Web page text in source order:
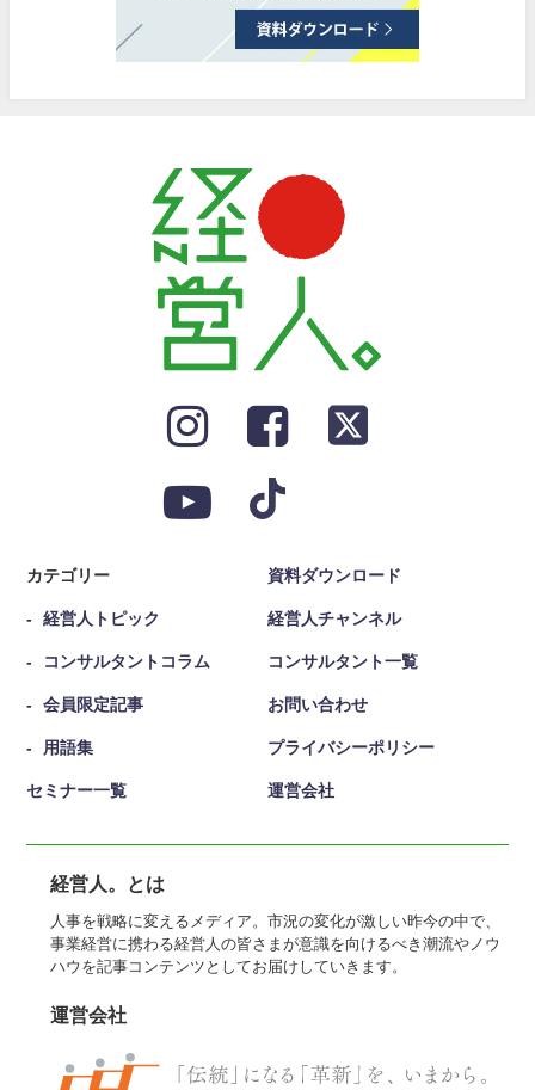
カテゴリー
経営人トピック
コンサルタントコラム
会員限定記事
用語集
セミナー一覧
資料ダウンロード
経営人チャンネル
コンサルタント一覧
お問い合わせ
プライバシーポリシー
運営会社
経営人。とは
人事を戦略に変えるメディア。市況の変化が激しい昨今の中で、
事業経営に携わる経営人の皆さまが意識を向けるべき潮流やノウ
ハウを記事コンテンツとしてお届けしていきます。
運営会社